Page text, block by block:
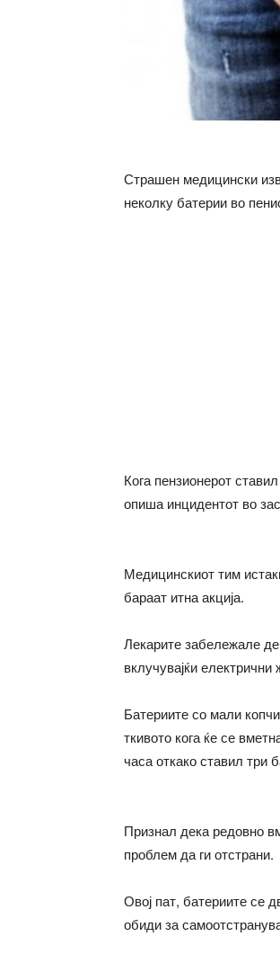
Страшен медицински
неколку батерии во
Кога пензионерот
опиша инцидентот во
Медицинскиот тим
бараат итна акција.
Лекарите забележале
вклучувајќи
Батериите со мали
ткивото кога ќе се
часа откако ставил три
Признал дека редовно
проблем да ги отстрани.
Овој пат, батериите се
обиди за